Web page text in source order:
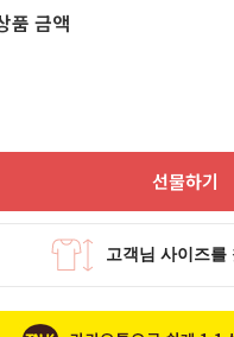
품 금액
선물하기